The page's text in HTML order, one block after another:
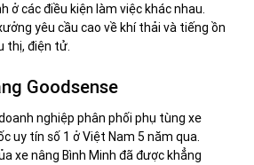
ở các điều kiện làm việc khác nhau.
yêu cầu cao về khí thải và tiếng ồn
thị, điện tử.
Goodsense
nghiệp phân phối phụ tùng xe
uy tín số 1 ở Việt Nam 5 năm qua.
xe nâng Bình Minh đã được khẳng